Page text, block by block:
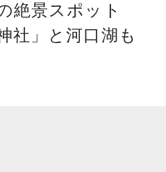
絶景スポット
社」と河口湖も